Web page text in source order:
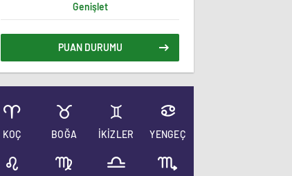
Genişlet
PUAN DURUMU
KOÇ BOĞA İKİZLER YENGEÇ